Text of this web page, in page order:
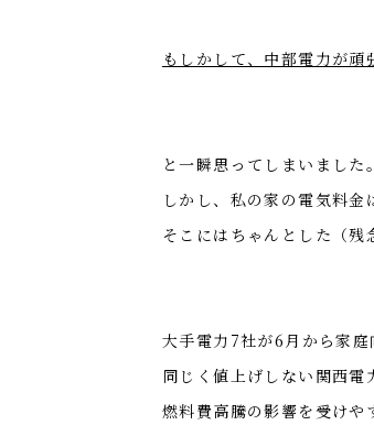
もしかして、中部電力が頑
と一瞬思ってしまいました。
しかし、私の家の電気料金
そこにはちゃんとした（残
大手電力7社が6月から家庭
同じく値上げしない関西電
燃料費高騰の影響を受けや